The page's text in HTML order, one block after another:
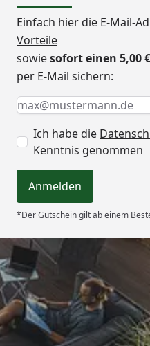
Einfach hier die E-Mail-
Vorteile
sowiesofort einen 5,00
per E-Mail sichern:
Keine Eingabe
Eingabe erforderlich
E-Mail *
Ich habe die
Kenntnis genommen
Anmelden
*Der Gutschein gilt ab einem